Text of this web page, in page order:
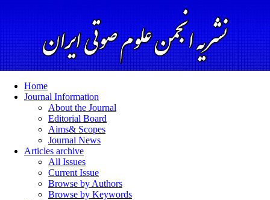
Home
Journal Information
About the Journal
Editorial Board
Aims& Scopes
Journal News
Articles archive
All Issues
Current Issue
Browse by Authors
Browse by Keywords